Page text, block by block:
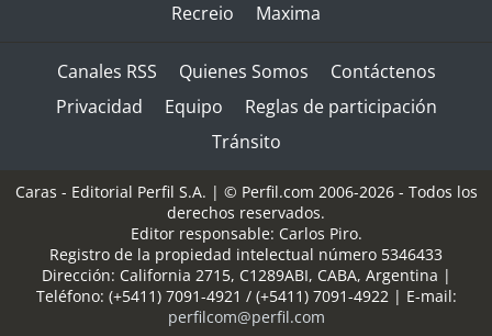
Recreio
Maxima
Canales RSS Quienes Somos
Contáctenos
Privacidad
Equipo
Reglas de participación
Tránsito
Caras - Editorial Perfil S.A. | © Perfil.com 2006-2026 - Todos los
derechos reservados.
Editor responsable: Carlos Piro.
Registro de la propiedad intelectual número 5346433
Dirección: California 2715, C1289ABI, CABA, Argentina |
Teléfono: (+5411) 7091-4921 / (+5411) 7091-4922| E-mail:
perfilcom@perfil.com